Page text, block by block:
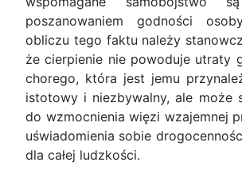
poszanowaniem godności
obliczu tego faktu należy
że cierpienie nie powoduje utraty
chorego, która jest jemu
istotowy i niezbywalny, ale może
do wzmocnienia więzi wzajemnej
uświadomienia sobie
dla całej ludzkości.